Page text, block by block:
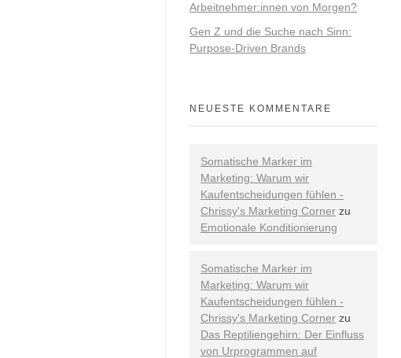
Arbeitnehmer:innen von Morgen?
Gen Z und die Suche nach Sinn:
Purpose-Driven Brands
NEUESTE KOMMENTARE
Somatische Marker im
Marketing: Warum wir
Kaufentscheidungen fühlen -
Chrissy's Marketing Corner zu
Emotionale Konditionierung
Somatische Marker im
Marketing: Warum wir
Kaufentscheidungen fühlen -
Chrissy's Marketing Corner zu
Das Reptiliengehirn: Der Einfluss
von Urprogrammen auf